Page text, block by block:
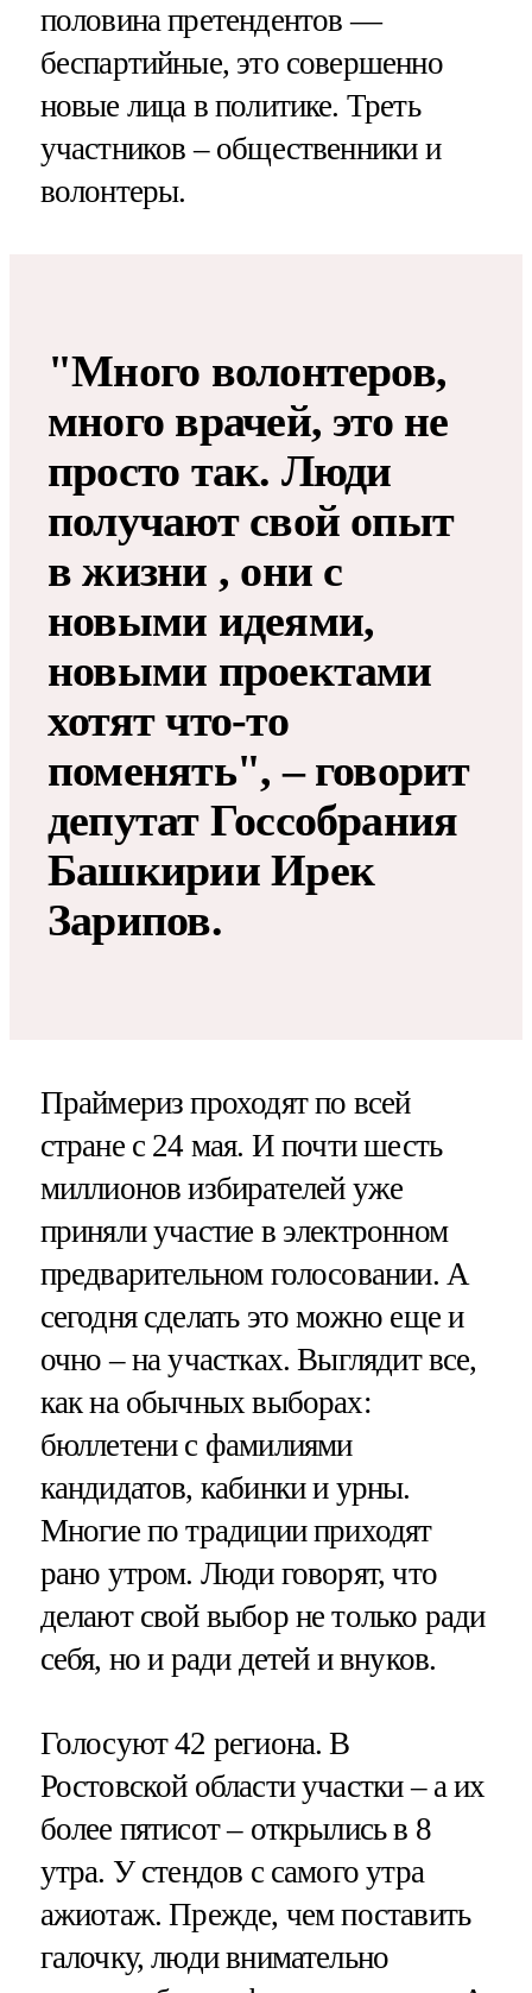
половина претендентов —
беспартийные, это совершенно
новые лица в политике. Треть
участников – общественники и
волонтеры.
"Много волонтеров,
много врачей, это не
просто так. Люди
получают свой опыт
в жизни , они с
новыми идеями,
новыми проектами
хотят что-то
поменять", – говорит
депутат Госсобрания
Башкирии Ирек
Зарипов.
Праймериз проходят по всей
стране с 24 мая. И почти шесть
миллионов избирателей уже
приняли участие в электронном
предварительном голосовании. А
сегодня сделать это можно еще и
очно – на участках. Выглядит все,
как на обычных выборах:
бюллетени с фамилиями
кандидатов, кабинки и урны.
Многие по традиции приходят
рано утром. Люди говорят, что
делают свой выбор не только ради
себя, но и ради детей и внуков.
Голосуют 42 региона. В
Ростовской области участки – а их
более пятисот – открылись в 8
утра. У стендов с самого утра
ажиотаж. Прежде, чем поставить
галочку, люди внимательно